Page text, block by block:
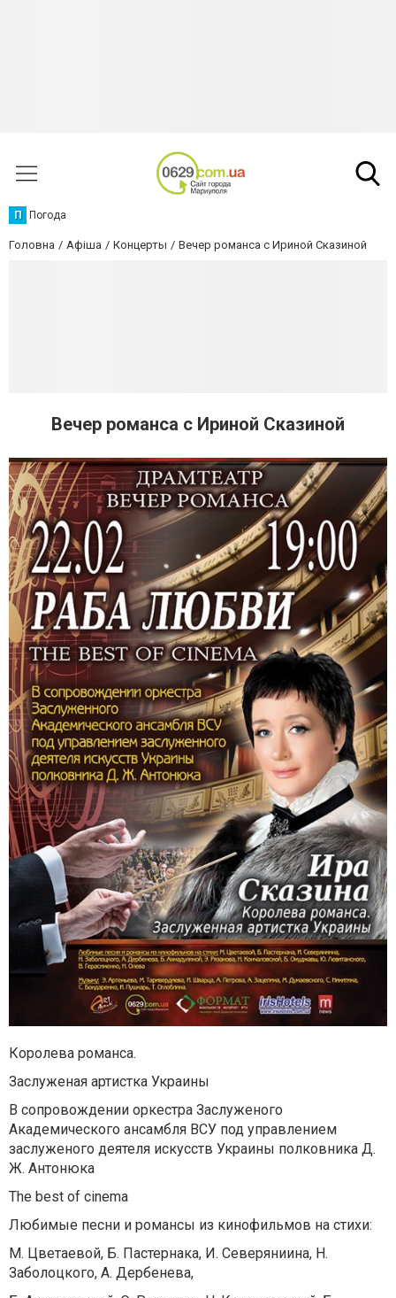
П Погода
Головна Афіша Концерты Вечер романса с Ириной Сказиной
Вечер романса с Ириной Сказиной
Королева романса.
Заслуженая артистка Украины
В сопровождении оркестра Заслуженого
Академического ансамбля ВСУ под управлением
заслуженого деятеля искусств Украины полковника Д.
Ж. Антонюка
The best of cinema
Любимые песни и романсы из кинофильмов на стихи:
М. Цветаевой, Б. Пастернака, И. Северяниина, Н.
Заболоцкого, А. Дербенева,